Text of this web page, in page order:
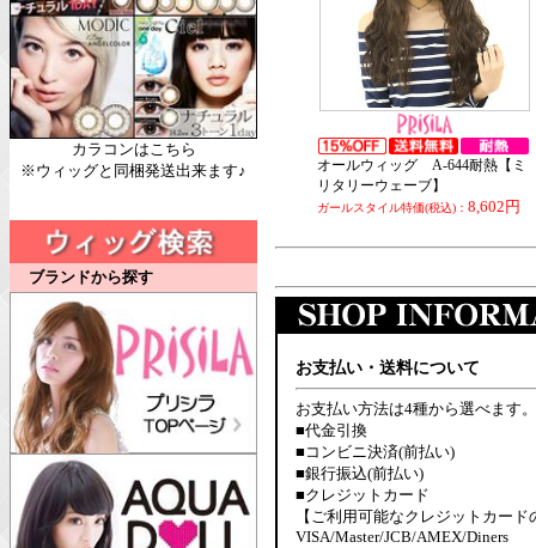
カラコンはこちら
※ウィッグと同梱発送出来ます♪
ブランドから探す
オールウィッグ A-644耐熱【ミ
リタリーウェーブ】
ガールスタイル特価(税込)： 8,602円
お支払い・送料について
お支払い方法は4種から選べます。
■代金引換
■コンビニ決済(前払い)
■銀行振込(前払い)
■クレジットカード
【ご利用可能なクレジットカード
VISA/Master/JCB/AMEX/Diners